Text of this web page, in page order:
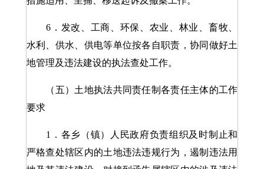
6．发改、工商、环保、农业、林业、畜牧、
水利、供水、供电等单位按各自职责，协同做好土
地管理及违法建设的执法查处工作。
（五）土地执法共同责任制各责任主体的工作
要求
1．各乡（镇）人民政府负责组织及时制止和
严格查处辖区内的土地违法违规行为，遏制违法用